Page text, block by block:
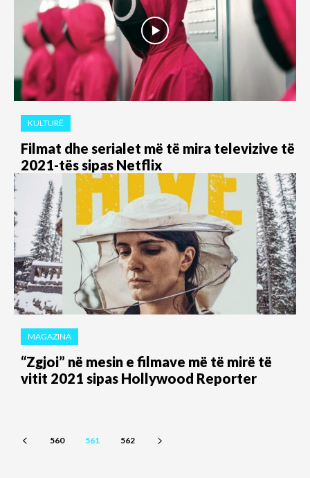
KULTURË
Filmat dhe serialet më të mira televizive të
2021-tës sipas Netflix
MAGAZINA
“Zgjoi” në mesin e filmave më të mirë të
vitit 2021 sipas Hollywood Reporter
560 561 562